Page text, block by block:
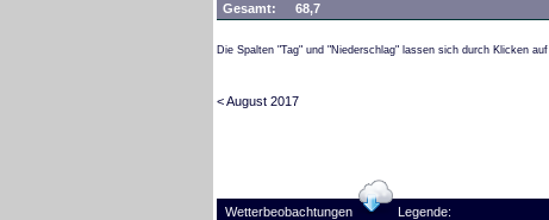
Gesamt:
68,7
Die Spalten "Tag" und "Niederschlag" lassen sich durch Klicken
< August 2017
Wetterbeobachtungen Legende: